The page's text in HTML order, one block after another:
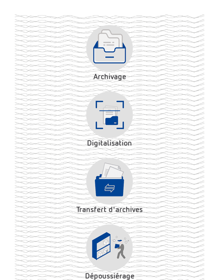
Archivage
Digitalisation
Transfert d'archives
Dépoussiérage